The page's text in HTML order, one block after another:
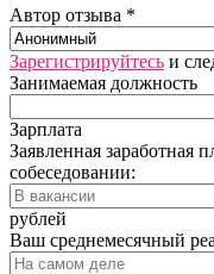
Автор отзыва *
Зарегистрируйтесь и
Занимаемая должность
Зарплата
Заявленная заработная
собеседовании:
рублей
Ваш среднемесячный